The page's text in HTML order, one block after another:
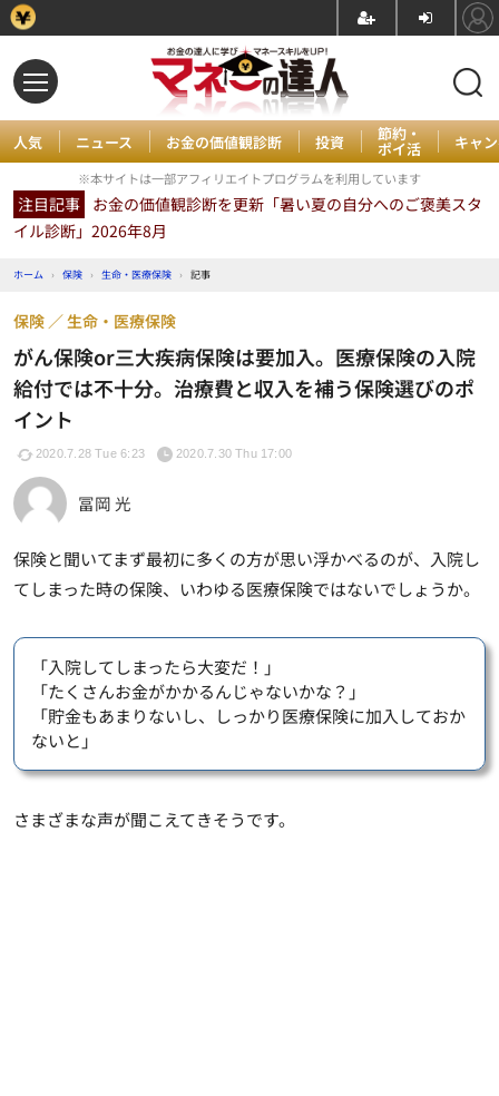
人気 ニュース お金の価値観診断 投資 節約・
ポイ活 キャ
※本サイトは一部アフィリエイトプログラムを利用しています
注目記事 お金の価値観診断を更新「暑い夏の自分へのご褒美スタ
イル診断」2026年8月
ホーム › 保険 › 生命・医療保険 › 記事
がん保険or三大疾病保険は要加入。医療保険の入院
給付では不十分。治療費と収入を補う保険選びのポ
イント
保険 生命・医療保険
2020.7.28 Tue 6:23 2020.7.30 Thu 17:00
冨岡 光
保険と聞いてまず最初に多くの方が思い浮かべるのが、入院し
てしまった時の保険、いわゆる医療保険ではないでしょうか。
「入院してしまったら大変だ！」
「たくさんお金がかかるんじゃないかな？」
「貯金もあまりないし、しっかり医療保険に加入しておか
ないと」
さまざまな声が聞こえてきそうです。